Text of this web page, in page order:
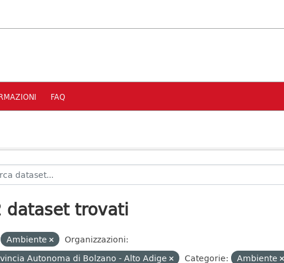
FAQ
dataset trovati
Ambiente
Organizzazioni:
Autonoma di Bolzano - Alto Adige
Categorie: Ambiente